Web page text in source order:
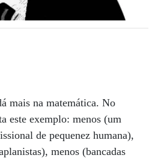
mais na matemática. No
este exemplo: menos (um
de pequenez humana),
menos (bancadas